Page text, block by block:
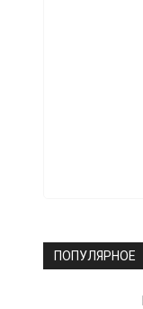
ПОПУЛЯРНОЕ